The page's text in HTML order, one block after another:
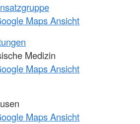
Maps Ansicht
Medizin
Maps Ansicht
Maps Ansicht